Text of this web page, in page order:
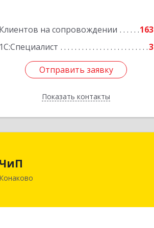
Клиентов на сопровождении
163
1С:Специалист
3
Отправить заявку
Показать контакты
Отправить заявку
Назад
ЧиП
Конаково
н, Конаково г, Энергетиков ул, дом №